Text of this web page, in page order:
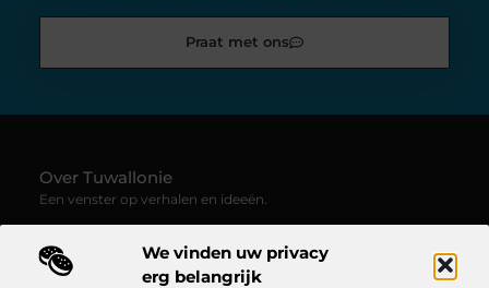
We vinden uw privacy
erg belangrijk
Praat met ons
Over Tuwallonie
Een venster op verhalen en ideeën.
inspiratie, creativiteit en inzichten uit het dagelijks leven. Laat
je meevoeren door uiteenlopende stemmen, onderwerpen en